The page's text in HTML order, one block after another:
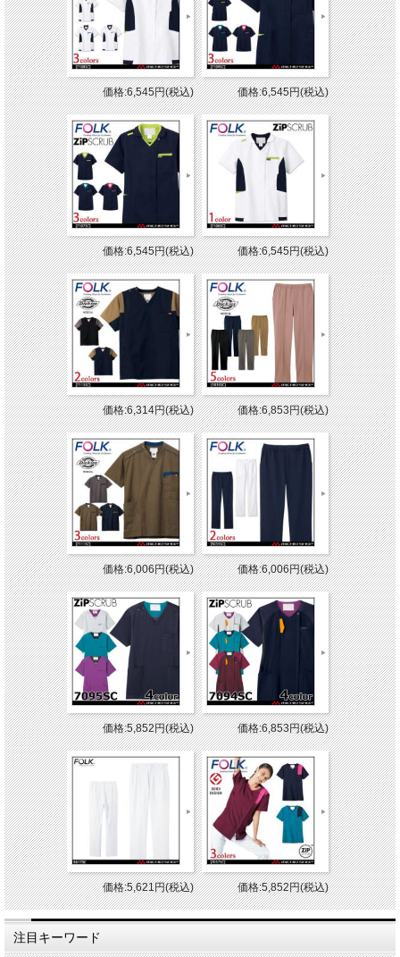
価格:6,545円(税込) 価格:6,545円(税込)
価格:6,545円(税込) 価格:6,545円(税込)
価格:6,314円(税込) 価格:6,853円(税込)
価格:6,006円(税込) 価格:6,006円(税込)
価格:5,852円(税込) 価格:6,853円(税込)
価格:5,621円(税込) 価格:5,852円(税込)
注目キーワード